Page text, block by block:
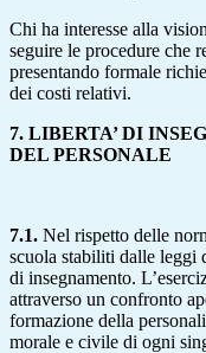
Chi ha interesse alla
seguire le procedure che
presentando formale
dei costi relativi.
7. LIBERTA’ DI
DEL PERSONALE
7.1. Nel rispetto delle
scuola stabiliti dalle leggi
di insegnamento.
attraverso un confronto
formazione della
morale e civile di ogni